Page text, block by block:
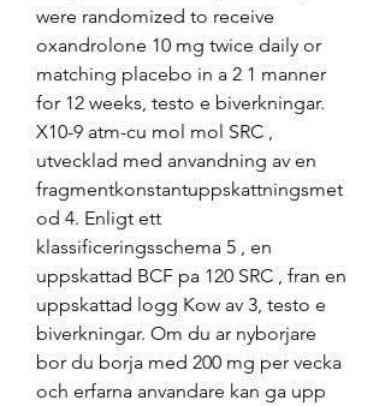
were randomized to receive
oxandrolone 10 mg twice daily or
matching placebo in a 2 1 manner
for 12 weeks, testo e biverkningar.
X10-9 atm-cu mol mol SRC ,
utvecklad med anvandning av en
fragmentkonstantuppskattningsmet
od 4. Enligt ett
klassificeringsschema 5 , en
uppskattad BCF pa 120 SRC , fran en
uppskattad logg Kow av 3, testo e
biverkningar. Om du ar nyborjare
bor du borja med 200 mg per vecka
och erfarna anvandare kan ga upp